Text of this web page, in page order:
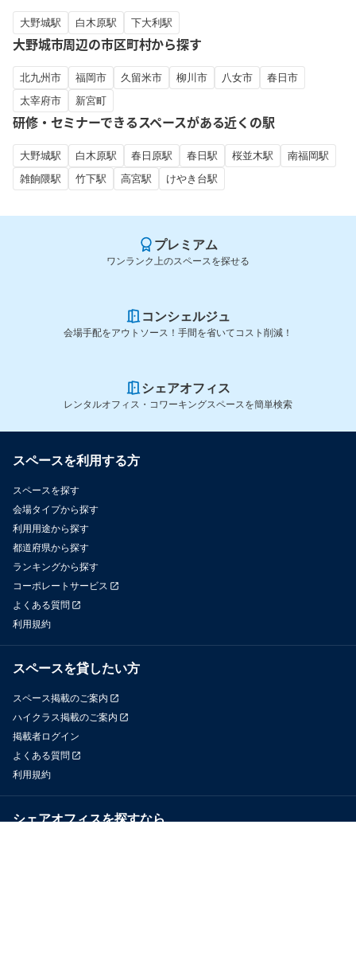
大野城駅 白木原駅 下大利駅
大野城市周辺の市区町村から探す
北九州市 福岡市 久留米市 柳川市 八女市
春日市
太宰府市
新宮町
研修・セミナーできるスペースがある近くの駅
大野城駅 白木原駅 春日原駅 春日駅 桜並木駅
南福岡駅
雑餉隈駅
竹下駅 高宮駅 けやき台駅
プレミアム
ワンランク上のスペースを探せる
コンシェルジュ
会場手配をアウトソース！手間を省いてコスト削減！
シェアオフィス
レンタルオフィス・コワーキングスペースを簡単検索
スペースを利用する方
スペースを探す
会場タイプから探す
利用用途から探す
都道府県から探す
ランキングから探す
コーポレートサービス
よくある質問
利用規約
スペースを貸したい方
スペース掲載のご案内
ハイクラス掲載のご案内
掲載者ログイン
よくある質問
利用規約
シェアオフィスを探すなら